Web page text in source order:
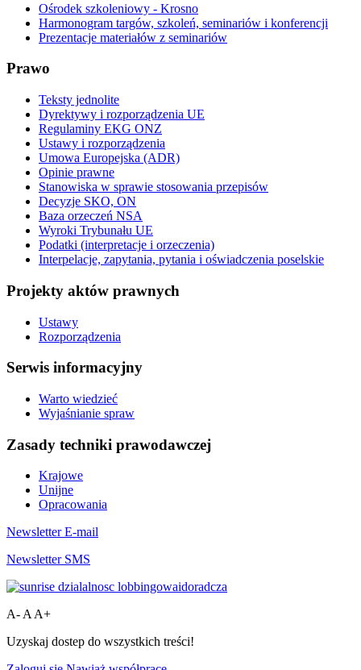
Ośrodek szkoleniowy - Krosno
Harmonogram targów, szkoleń, seminariów i konferencji
Prezentacje materiałów z seminariów
Prawo
Teksty jednolite
Dyrektywy i rozporządzenia UE
Regulaminy EKG ONZ
Ustawy i rozporządzenia
Umowa Europejska (ADR)
Opinie prawne
Stanowiska w sprawie stosowania przepisów
Decyzje SKO, ON
Baza orzeczeń NSA
Wyroki Trybunału UE
Podatki (interpretacje i orzeczenia)
Interpelacje, zapytania, pytania i oświadczenia poselskie
Projekty aktów prawnych
Ustawy
Rozporządzenia
Serwis informacyjny
Warto wiedzieć
Wyjaśnianie spraw
Zasady techniki prawodawczej
Krajowe
Unijne
Opracowania
Newsletter E-mail
Newsletter SMS
A- A A+
Uzyskaj dostep do wszystkich treści!